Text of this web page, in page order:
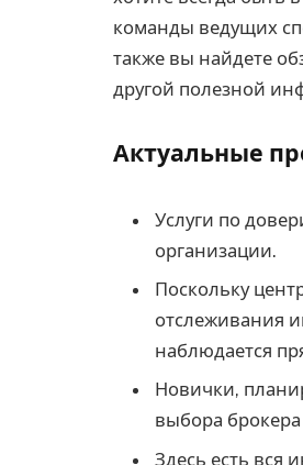
команды ведущих
также вы найдете
другой полезной
Актуальные
Услуги по
организации.
Поскольку
отслеживания
наблюдается
Новички,
выбора
Здесь есть вся